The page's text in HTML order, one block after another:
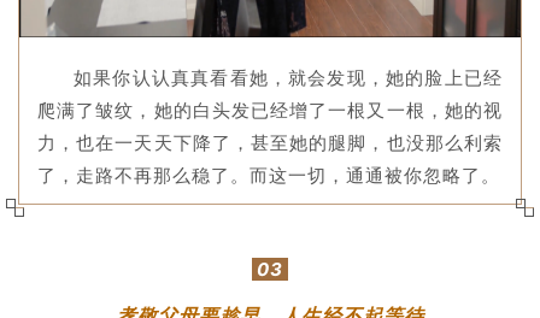
如果你认认真真看看她，就会发现，她的脸上已经
爬满了皱纹，她的白头发已经增了一根又一根，她的视
力，也在一天天下降了，甚至她的腿脚，也没那么利索
了，走路不再那么稳了。而这一切，通通被你忽略了。
03